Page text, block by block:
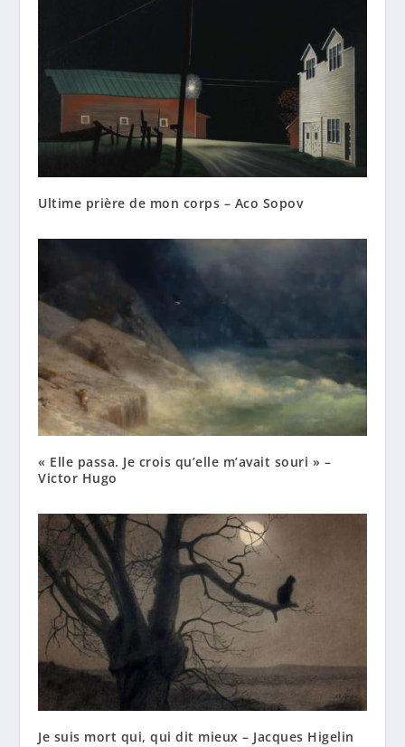
Ultime prière de mon corps – Aco Sopov
« Elle passa. Je crois qu’elle m’avait souri » –
Victor Hugo
Je suis mort qui, qui dit mieux – Jacques Higelin